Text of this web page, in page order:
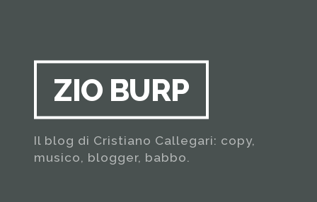
ZIO BURP
Il blog di Cristiano Callegari: copy,
musico, blogger, babbo.